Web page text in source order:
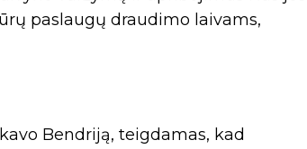
paslaugų draudimo laivams,
Bendriją, teigdamas, kad